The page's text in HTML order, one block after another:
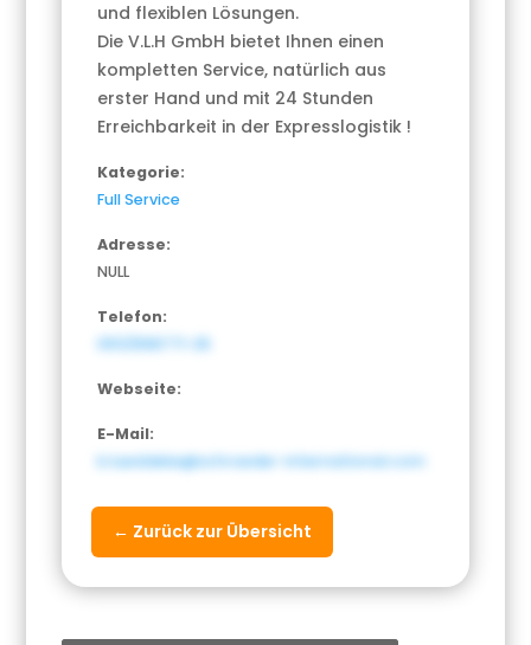
und flexiblen Lösungen.
Die V.L.H GmbH bietet Ihnen einen
kompletten Service, natürlich aus
erster Hand und mit 24 Stunden
Erreichbarkeit in der Expresslogistik !
Kategorie:
Full Service
Adresse:
NULL
Telefon:
0511/898771-25
Webseite:
E-Mail:
b.lueddeke@schroeder-international.com
← Zurück zur Übersicht